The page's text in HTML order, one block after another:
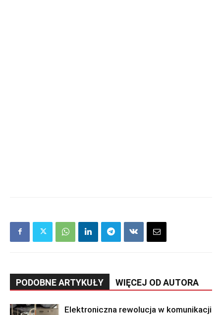
PODOBNE ARTYKUŁY WIĘCEJ OD AUTORA
Elektroniczna rewolucja w komunikacji